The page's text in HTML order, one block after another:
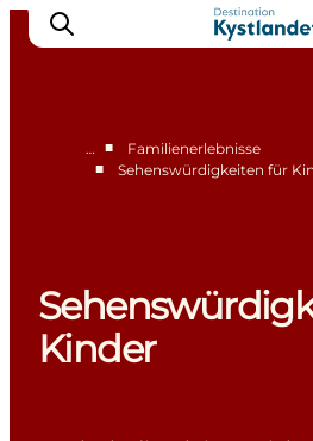
Camping
… ■
Familienerlebnisse
■
Sehenswürdigkeiten für
Kinder